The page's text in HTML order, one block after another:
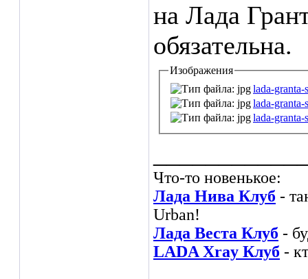
на Лада
обязательна.
Изображения
lada-
lada-
lada-granta-
Что-то новенькое:
Лада Нива Клуб -
Urban!
Лада Веста Клуб -
LADA Xray Клуб -